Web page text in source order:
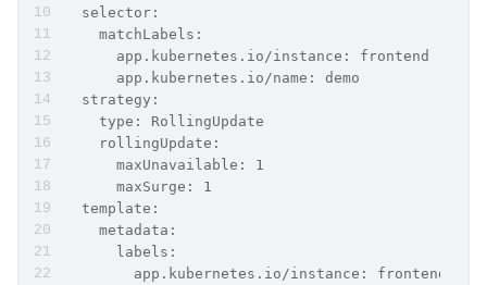
  selector:
    matchLabels:
      app.kubernetes.io/instance: frontend
      app.kubernetes.io/name: demo
  strategy:
    type: RollingUpdate
    rollingUpdate:
      maxUnavailable: 1
      maxSurge: 1
  template:
    metadata:
      labels:
        app.kubernetes.io/instance: frontend